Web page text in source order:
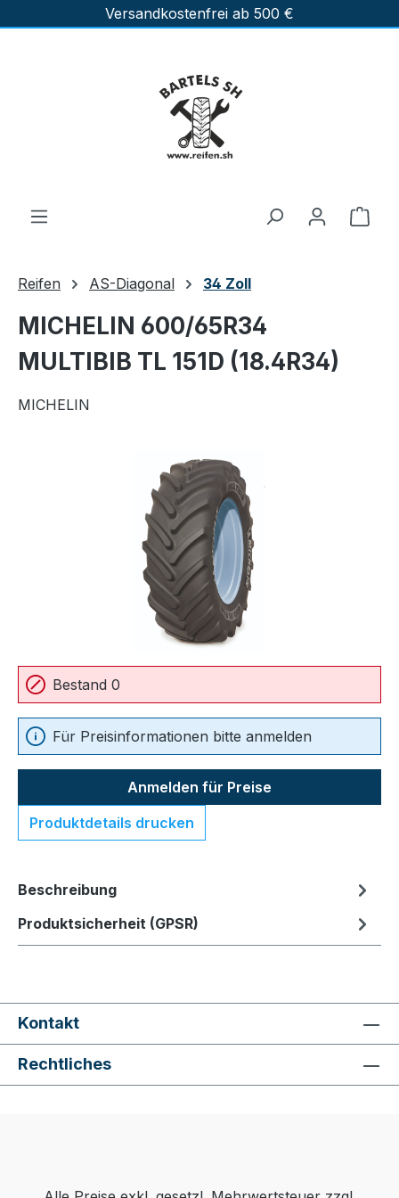
Zum Hauptinhalt springenVersandkostenfrei ab 500 €
Reifen AS-Diagonal 34 Zoll
MICHELIN 600/65R34
MULTIBIB TL 151D (18.4R34)
MICHELIN
Bildergalerie überspringen
Bestand 0
Für Preisinformationen bitte anmelden
Anmelden für Preise
Produktdetails drucken
Beschreibung
Produktsicherheit (GPSR)
Kontakt
Rechtliches